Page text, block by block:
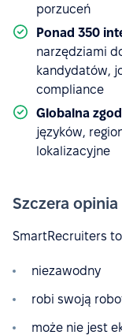
porzuceń
Ponad 350
narzędziami
kandydatów,
compliance
Globalna
języków,
lokalizacyjne
Szczera opinia
SmartRecruiters to
niezawodny
robi swoją
może nie jest